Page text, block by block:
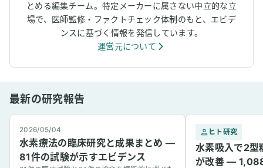
とめる編集チーム。特定メーカーに属さない中立的な立
場で、医師監修・ファクトチェック体制のもと、エビデ
ンスに基づく情報を発信しています。
運営元について
最新の研究報告
2026/05/04
水素療法の臨床研究と成果まとめ —
81件の試験が示すエビデンス
ヒト研究
水素吸入で2型
が改善 —